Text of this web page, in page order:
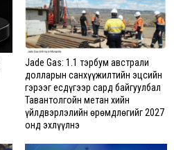
Jade Gas: 1.1 тэрбум австрали
долларын санхүүжилтийн эцсийн
гэрээг есдүгээр сард байгуулбал
Тавантолгойн метан хийн
үйлдвэрлэлийн өрөмдлөгийг 2027
онд эхлүүлнэ